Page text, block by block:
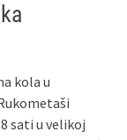
kola u
sati u velikoj